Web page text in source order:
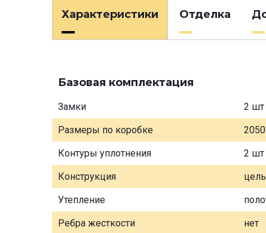
Характеристики Отделка
Базовая комплектация
Замки 2 шт
Размеры по коробке
Контуры уплотнения 2 шт
Конструкция
Утепление
Ребра жесткости нет